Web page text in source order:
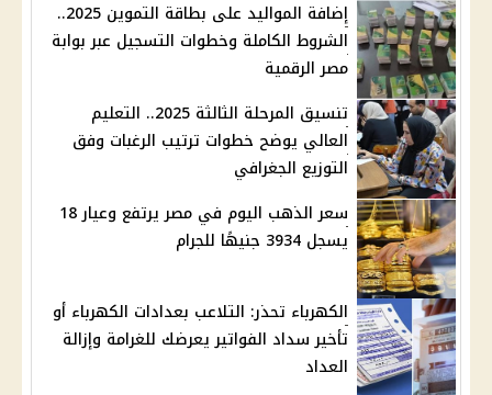
إضافة المواليد على بطاقة التموين 2025..
الشروط الكاملة وخطوات التسجيل عبر بوابة
مصر الرقمية
تنسيق المرحلة الثالثة 2025.. التعليم
العالي يوضح خطوات ترتيب الرغبات وفق
التوزيع الجغرافي
سعر الذهب اليوم في مصر يرتفع وعيار 18
يسجل 3934 جنيهًا للجرام
الكهرباء تحذر: التلاعب بعدادات الكهرباء أو
تأخير سداد الفواتير يعرضك للغرامة وإزالة
العداد